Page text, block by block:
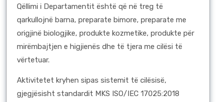
Qëllimi i Departamentit është që në treg të
qarkullojnë barna, preparate bimore, preparate me
origjinë biologjike, produkte kozmetike, produkte për
mirëmbajtjen e higjienës dhe të tjera me cilësi të
vërtetuar.
Aktivitetet kryhen sipas sistemit të cilësisë,
gjegjësisht standardit MKS ISO/IEC 17025:2018